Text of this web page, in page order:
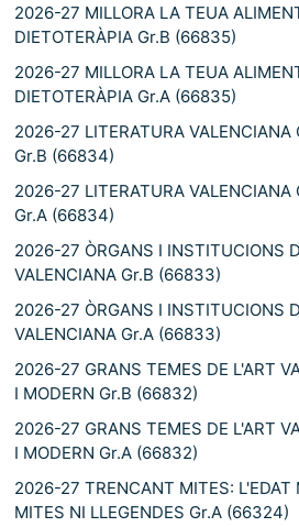
2026-27 MILLORA LA TEUA
DIETOTERÀPIA Gr.B (66835)
2026-27 MILLORA LA TEUA
DIETOTERÀPIA Gr.A (66835)
2026-27 LITERATURA VALENCIANA
Gr.B (66834)
2026-27 LITERATURA VALENCIANA
Gr.A (66834)
2026-27 ÒRGANS I INSTITUCIONS
VALENCIANA Gr.B (66833)
2026-27 ÒRGANS I INSTITUCIONS
VALENCIANA Gr.A (66833)
2026-27 GRANS TEMES DE L'ART
I MODERN Gr.B (66832)
2026-27 GRANS TEMES DE L'ART
I MODERN Gr.A (66832)
2026-27 TRENCANT MITES: L'EDAT
MITES NI LLEGENDES Gr.A (66324)